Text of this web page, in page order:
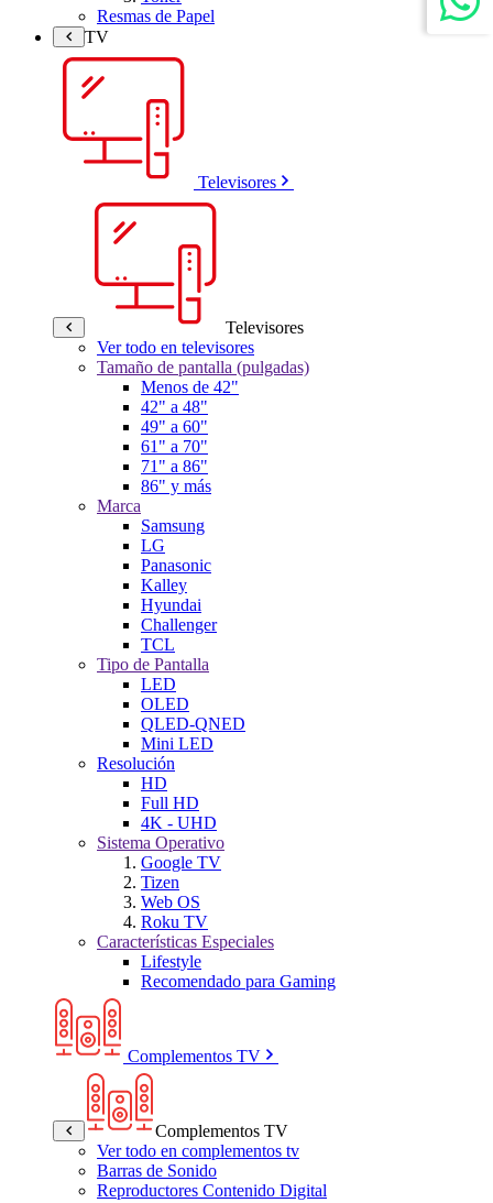
Resmas de Papel
TV
Televisores
Televisores
Ver todo en televisores
Tamaño de pantalla (pulgadas)
Menos de 42"
42" a 48"
49" a 60"
61" a 70"
71" a 86"
86" y más
Marca
Samsung
LG
Panasonic
Kalley
Hyundai
Challenger
TCL
Tipo de Pantalla
LED
OLED
QLED-QNED
Mini LED
Resolución
HD
Full HD
4K - UHD
Sistema Operativo
Google TV
Tizen
Web OS
Roku TV
Características Especiales
Lifestyle
Recomendado para Gaming
Complementos TV
Complementos TV
Ver todo en complementos tv
Barras de Sonido
Reproductores Contenido Digital